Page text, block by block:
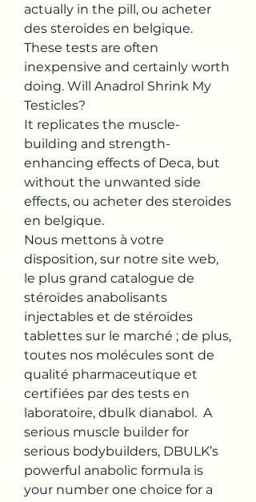
actually in the pill, ou acheter
des steroides en belgique.
These tests are often
inexpensive and certainly worth
doing. Will Anadrol Shrink My
Testicles?
It replicates the muscle-
building and strength-
enhancing effects of Deca, but
without the unwanted side
effects, ou acheter des steroides
en belgique.
Nous mettons à votre
disposition, sur notre site web,
le plus grand catalogue de
stéroïdes anabolisants
injectables et de stéroïdes
tablettes sur le marché ; de plus,
toutes nos molécules sont de
qualité pharmaceutique et
certifiées par des tests en
laboratoire, dbulk dianabol.  A
serious muscle builder for
serious bodybuilders, DBULK’s
powerful anabolic formula is
your number one choice for a